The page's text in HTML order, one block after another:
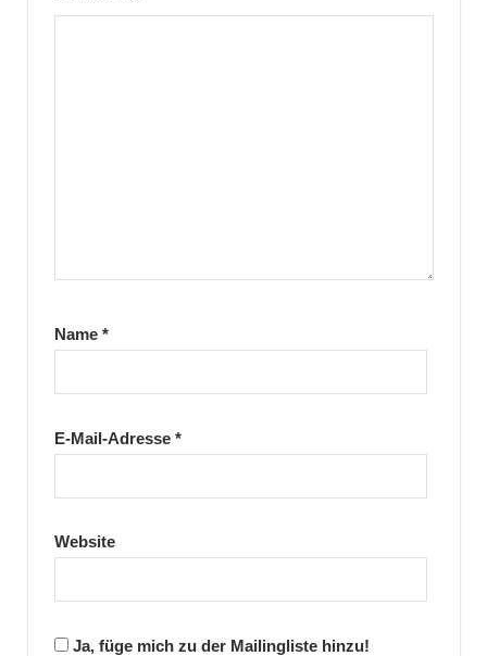
Name *
E-Mail-Adresse *
Website
Ja, füge mich zu der Mailingliste hinzu!